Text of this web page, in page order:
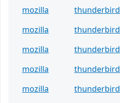
mozilla
thunderbird
mozilla
thunderbird
mozilla
thunderbird
mozilla
thunderbird
mozilla
thunderbird